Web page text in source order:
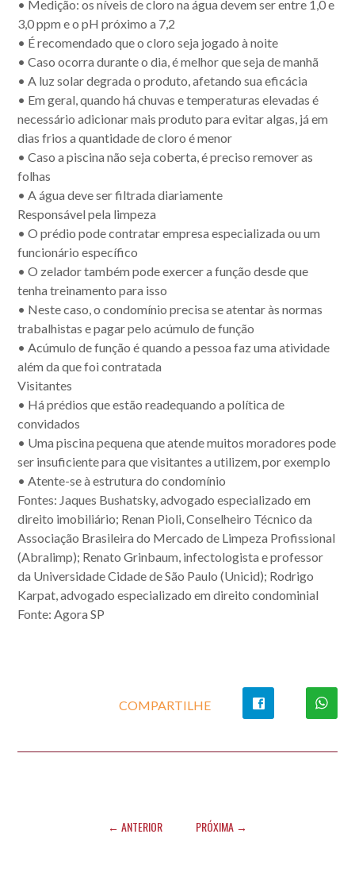
• Medição: os níveis de cloro na água devem ser entre 1,0 e
3,0 ppm e o pH próximo a 7,2
• É recomendado que o cloro seja jogado à noite
• Caso ocorra durante o dia, é melhor que seja de manhã
• A luz solar degrada o produto, afetando sua eficácia
• Em geral, quando há chuvas e temperaturas elevadas é
necessário adicionar mais produto para evitar algas, já em
dias frios a quantidade de cloro é menor
• Caso a piscina não seja coberta, é preciso remover as
folhas
• A água deve ser filtrada diariamente
Responsável pela limpeza
• O prédio pode contratar empresa especializada ou um
funcionário específico
• O zelador também pode exercer a função desde que
tenha treinamento para isso
• Neste caso, o condomínio precisa se atentar às normas
trabalhistas e pagar pelo acúmulo de função
• Acúmulo de função é quando a pessoa faz uma atividade
além da que foi contratada
Visitantes
• Há prédios que estão readequando a política de
convidados
• Uma piscina pequena que atende muitos moradores pode
ser insuficiente para que visitantes a utilizem, por exemplo
• Atente-se à estrutura do condomínio
Fontes: Jaques Bushatsky, advogado especializado em
direito imobiliário; Renan Pioli, Conselheiro Técnico da
Associação Brasileira do Mercado de Limpeza Profissional
(Abralimp); Renato Grinbaum, infectologista e professor
da Universidade Cidade de São Paulo (Unicid); Rodrigo
Karpat, advogado especializado em direito condominial
Fonte: Agora SP
COMPARTILHE
← ANTERIOR PRÓXIMA →